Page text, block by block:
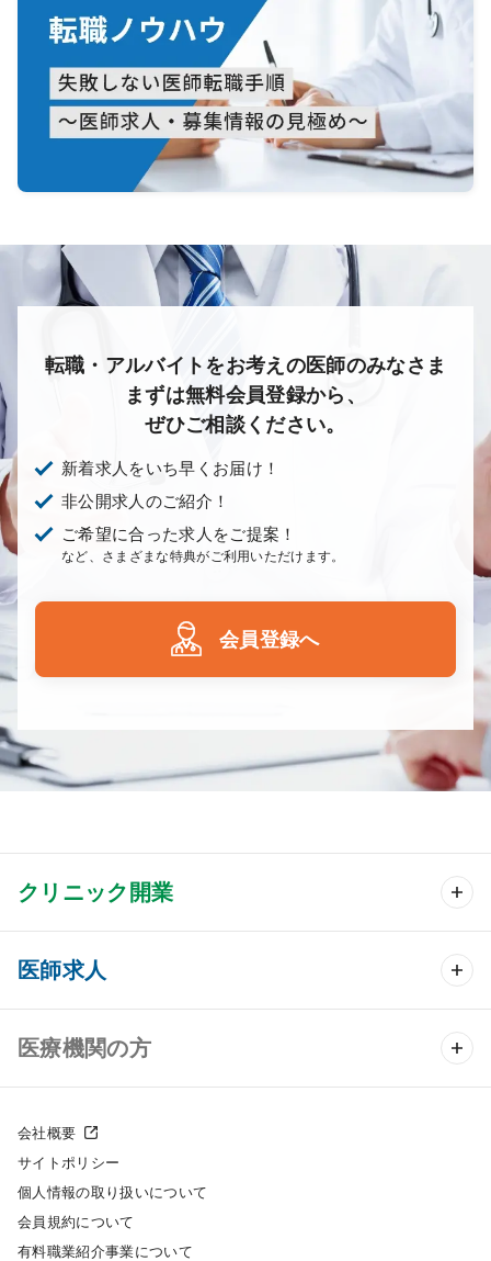
転職・アルバイトをお考えの医師のみなさま
まずは無料会員登録から、
ぜひご相談ください。
新着求人をいち早くお届け！
非公開求人のご紹介！
ご希望に合った求人をご提案！
など、さまざまな特典がご利用いただけます。
会員登録へ
クリニック開業
クリニック開業 TOP
クリニック物件検索
クリニックの開業スタイル
クリニック開業までの流れ
開業支援事例
医師求人
医師求人 TOP
常勤求人検索
スポット求人検索
医療機関の方
採用をお考えの医療機関の方
会社概要
サイトポリシー
個人情報の取り扱いについて
会員規約について
有料職業紹介事業について